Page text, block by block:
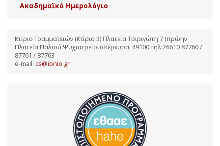
Ακαδημαϊκό Ημερολόγιο
Κτίριο Γραμματειών (Κτίριο 3) Πλατεία Τσιριγώτη 7 (πρώην
Πλατεία Παλιού Ψυχιατρείου) Κέρκυρα, 49100 τηλ:26610 87760 /
87761 / 87763
e-mail: cs@ionio.gr